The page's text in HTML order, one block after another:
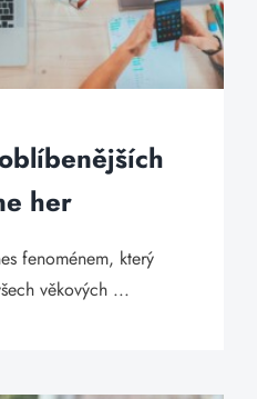
her
fenoménem, který
věkových ...